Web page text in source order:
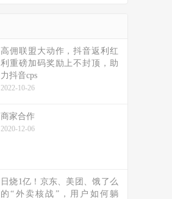
高佣联盟大动作，抖音返利红
利重磅加码奖励上不封顶，助
力抖音cps
2022-10-26
商家合作
2020-12-06
日烧1亿！京东、美团、饿了么
的“外卖核战”，用户如何躺